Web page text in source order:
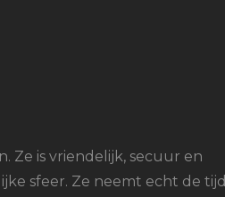
Ze is vriendelijk, secuur en
sfeer. Ze neemt echt de tijd